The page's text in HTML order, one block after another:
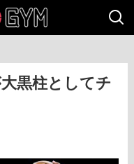
黒柱としてチ